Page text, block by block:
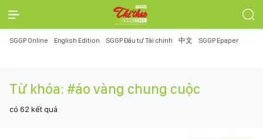
SGGP Online English Edition SGGP Đầu tư Tài chính 中文 SGGP Epaper
Từ khóa: #áo vàng chung cuộc
có 62 kết quả